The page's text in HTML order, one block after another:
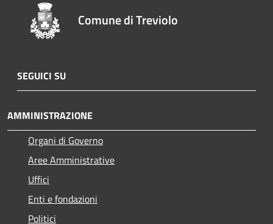
Comune di Treviolo
SEGUICI SU
AMMINISTRAZIONE
Organi di Governo
Aree Amministrative
Uffici
Enti e fondazioni
Politici